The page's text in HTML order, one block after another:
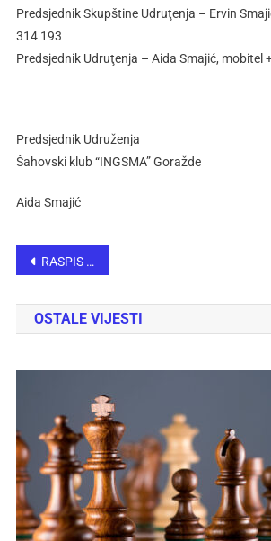
Predsjednik Skupštine Udruţenja – Ervin
314 193
Predsjednik Udruţenja – Aida Smajić, mobitel
Predsjednik Udruženja
Šahovski klub “INGSMA” Goražde
Aida Smajić
RASPIS 53. Međunarodni šahovski turnir “Bosna 2024”
OSTALE VIJESTI